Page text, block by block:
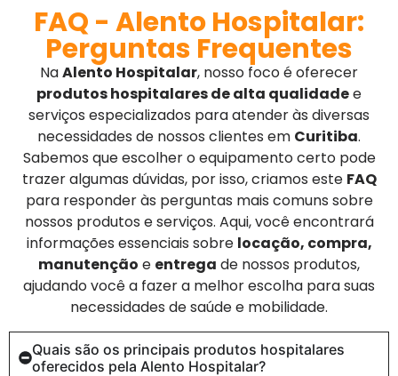
FAQ - Alento Hospitalar:
Perguntas Frequentes
NaAlento Hospitalar, nosso foco é oferecer
produtos hospitalares de alta qualidadee
serviços especializados para atender às diversas
necessidades de nossos clientes em Curitiba.
Sabemos que escolher o equipamento certo pode
trazer algumas dúvidas, por isso, criamos este FAQ
para responder às perguntas mais comuns sobre
nossos produtos e serviços. Aqui, você encontrará
informações essenciais sobre locação, compra,
manutenção e entrega de nossos produtos,
ajudando você a fazer a melhor escolha para suas
necessidades de saúde e mobilidade.
Quais são os principais produtos hospitalares
oferecidos pela Alento Hospitalar?